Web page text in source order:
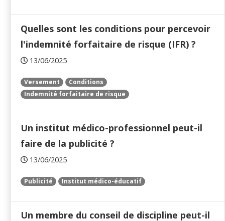
Quelles sont les conditions pour percevoir
l'indemnité forfaitaire de risque (IFR) ?
13/06/2025
Versement
Conditions
Indemnité forfaitaire de risque
Un institut médico-professionnel peut-il
faire de la publicité ?
13/06/2025
Publicité Institut médico-éducatif
Un membre du conseil de discipline peut-il